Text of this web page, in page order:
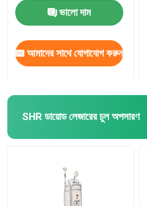
ভালো দাম
আমাদের সাথে যোগাযোগ করুন
SHR ডায়োড লেজারের চুল অপসারণ